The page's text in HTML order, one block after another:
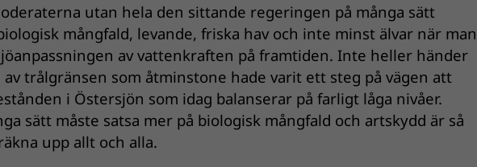
utan hela den sittande regeringen på många sätt
mångfald, levande, friska hav och inte minst älvar när man
av vattenkraften på framtiden. Inte heller händer
trålgränsen som åtminstone hade varit ett steg på vägen att
i Östersjön som idag balanserar på farligt låga nivåer.
sätt måste satsa mer på biologisk mångfald och artskydd är så
upp allt och alla.